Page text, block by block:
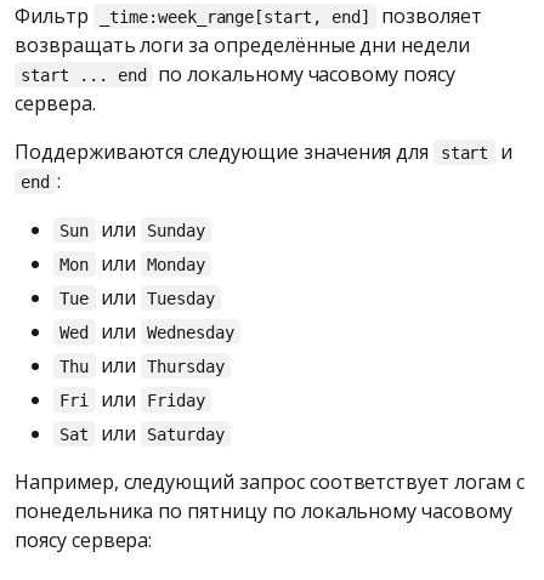
Фильтр _time:week_range[start, end]
позволяет
возвращать логи за определённые дни недели
start ... end
по локальному часовому поясу
сервера.
Поддерживаются следующие значения для
start и
end :
Sun или
Sunday
Mon
или
Monday
Tue
или
Tuesday
Wed
или
Wednesday
Thu
или
Thursday
Fri
или
Friday
Sat
или Saturday
Например, следующий запрос соответствует логам с
понедельника по пятницу по локальному часовому
поясу сервера: